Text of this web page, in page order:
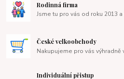
Rodinná firma
Jsme tu pro vás od roku 2013
České velkoobchody
Nakupujeme pro vás
Individuální přistup